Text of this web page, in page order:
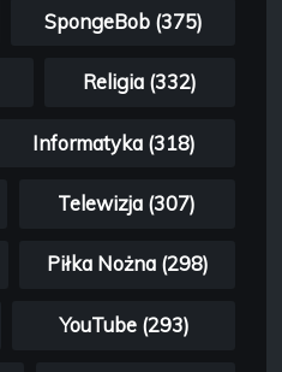
SpongeBob (375)
Religia (332)
Informatyka (318)
Telewizja (307)
Piłka Nożna (298)
YouTube (293)